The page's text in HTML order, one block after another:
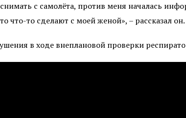
с самолёта, против меня началась
что-то сделают с моей женой», – рассказал он.
в ходе внеплановой проверки